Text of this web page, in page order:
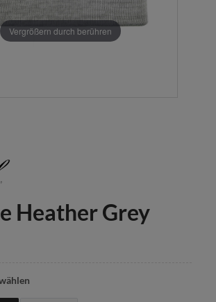
Vergrößern durch berühren
Heather Grey